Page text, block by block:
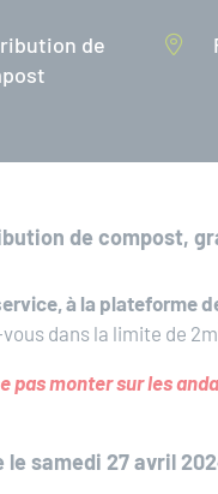
de
de compost,
à la plateforme
dans la limite de 2m
pas monter sur les
samedi 27 avril